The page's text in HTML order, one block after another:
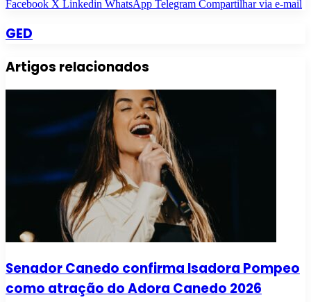
Facebook X Linkedin WhatsApp Telegram Compartilhar via e-mail
GED
Artigos relacionados
Senador Canedo confirma Isadora Pompeo
como atração do Adora Canedo 2026